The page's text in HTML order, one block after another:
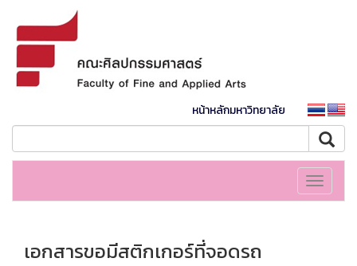
หน้าหลักมหาวิทยาลัย
Toggle
เอกสารขอมีสติกเกอร์ที่จอดรถ